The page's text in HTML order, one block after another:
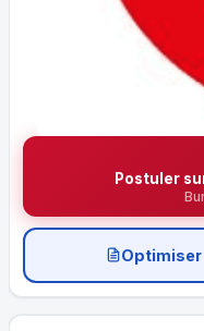
Postuler
Optimiser